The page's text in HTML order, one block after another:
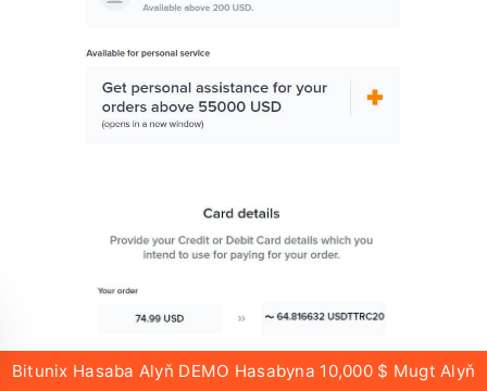
Bitunix Hasaba Alyň DEMO Hasabyna 10,000 $ Mugt Alyň